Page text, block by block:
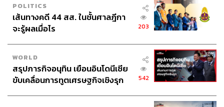
POLITICS
เส้นทางคดี 44 สส. ในชั้นศาลฎีกา
จะรู้ผลเมื่อไร
203
WORLD
สรุปภารกิจอนุทิน เยือนอินโดนีเซีย
ขับเคลื่อนการทูตเศรษฐกิจเชิงรุก
542